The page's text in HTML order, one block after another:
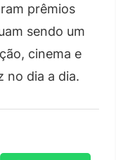
prêmios
sendo um
cinema e
no dia a dia.